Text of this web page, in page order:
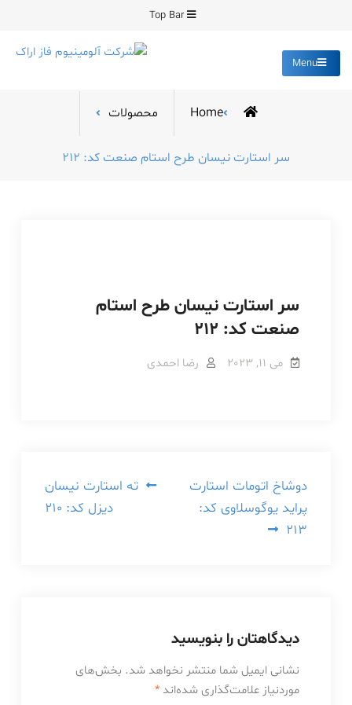
content
Top Bar
Menu
Home محصولات
سر استارت نیسان طرح استام صنعت کد: 212
سر استارت نیسان طرح استام
صنعت کد: 212
می 11, 2023 رضا احمدی
راهبری
نوشته
ته استارت نیسان
دیزل کد: 210
دوشاخ اتومات استارت
پراید یوگوسلاوی کد:
213
دیدگاهتان را بنویسید
نشانی ایمیل شما منتشر نخواهد شد. بخش‌های
موردنیاز علامت‌گذاری شده‌اند *